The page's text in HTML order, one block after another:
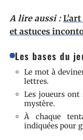
A lire aussi :
et astuces
Les bases du
Le mot à
lettres.
Les joueurs
mystère.
À chaque
indiquées pour